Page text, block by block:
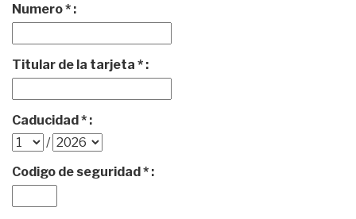
Numero * :
Titular de la tarjeta * :
Caducidad * :
/
Codigo de seguridad * :